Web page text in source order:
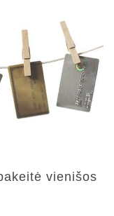
vienišos